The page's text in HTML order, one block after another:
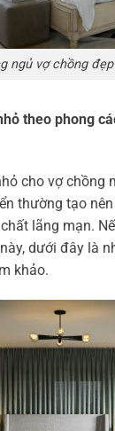
ngủ vợ chồng
theo phong
cho vợ chồng
thường tạo
lãng mạn.
dưới đây là
khảo.